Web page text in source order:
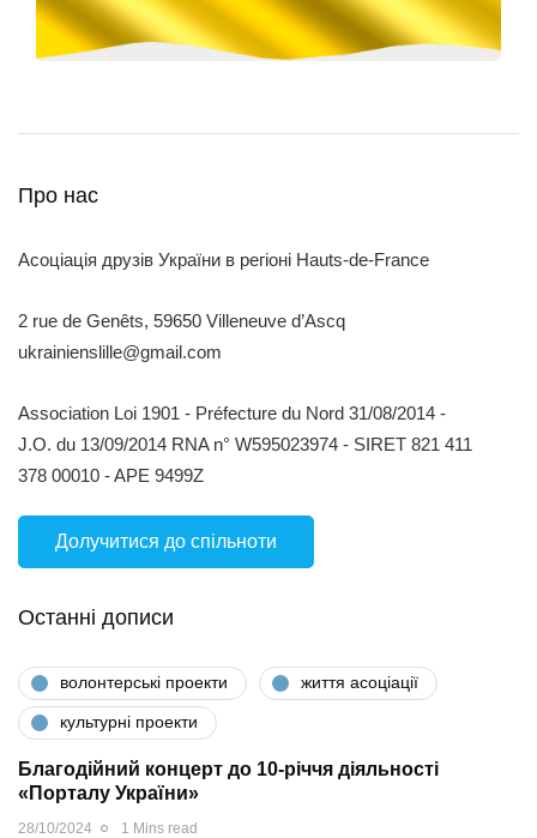
Про нас
Асоціація друзів України в регіоні Hauts-de-France
2 rue de Genêts, 59650 Villeneuve d’Ascq
ukrainienslille@gmail.com
Association Loi 1901 - Préfecture du Nord 31/08/2014 -
J.O. du 13/09/2014 RNA n° W595023974 - SIRET 821 411
378 00010 - APE 9499Z
Долучитися до спільноти
Останні дописи
волонтерські проекти життя асоціації
культурні проекти
Благодійний концерт до 10-річчя діяльності
«Порталу України»
28/10/2024 1 Mins read